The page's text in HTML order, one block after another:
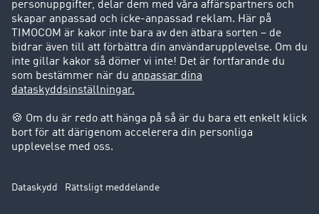
Success Stories
Support
Support
Juridiskt
Företagsinformation
Användarvillkor